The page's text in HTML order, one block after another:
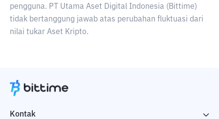
pengguna. PT Utama Aset Digital Indonesia (Bittime)
tidak bertanggung jawab atas perubahan fluktuasi dari
nilai tukar Aset Kripto.
Kontak